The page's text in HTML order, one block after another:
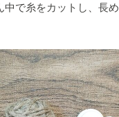
中で糸をカットし、長